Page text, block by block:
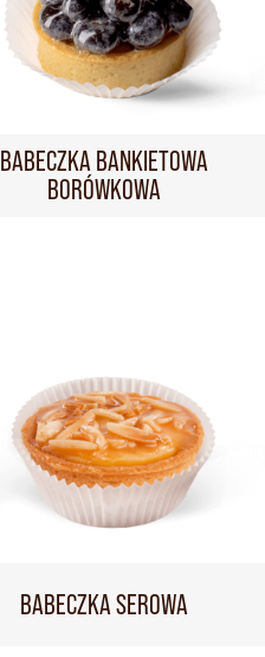
BABECZKA BANKIETOWA
BORÓWKOWA
BABECZKA SEROWA